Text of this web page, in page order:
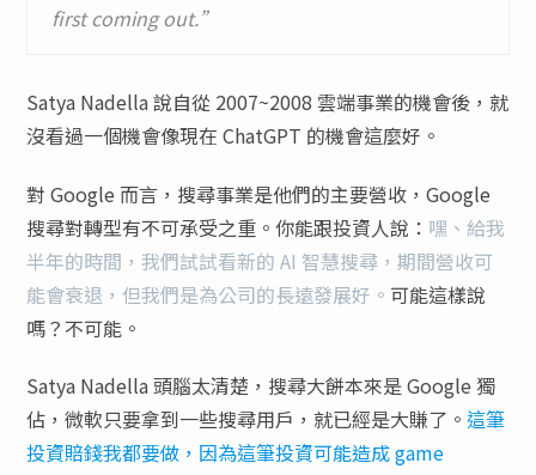
first coming out.”
Satya Nadella 說自從 2007~2008 雲端事業的機會後，就
沒看過一個機會像現在 ChatGPT 的機會這麼好。
對 Google 而言，搜尋事業是他們的主要營收，Google
搜尋對轉型有不可承受之重。你能跟投資人說： 嘿、給我
半年的時間，我們試試看新的 AI 智慧搜尋，期間營收可
能會衰退，但我們是為公司的長遠發展好。 可能這樣說
嗎？不可能。
Satya Nadella 頭腦太清楚，搜尋大餅本來是 Google 獨
佔，微軟只要拿到一些搜尋用戶，就已經是大賺了。 這筆
投資賠錢我都要做，因為這筆投資可能造成 game